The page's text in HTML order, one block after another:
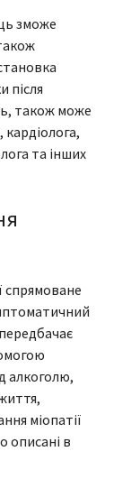
зможе
після
також може
та інших
спрямоване
алкоголю,
міопатії
описані в